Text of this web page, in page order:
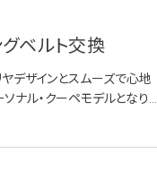
ベルト交換
デザインとスムーズで心地
ナル・クーペモデルとなりま